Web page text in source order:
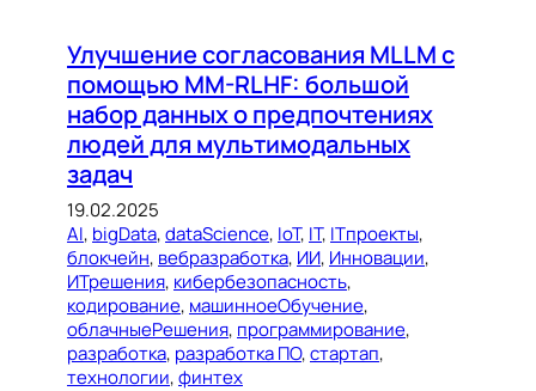
Улучшение согласования MLLM с
помощью MM-RLHF: большой
набор данных о предпочтениях
людей для мультимодальных
задач
19.02.2025
AI, bigData, dataScience, IoT, IT, ITпроекты
блокчейн, вебразработка, ИИ, Инновации
ИТрешения, кибербезопасность
кодирование, машинноеОбучение
облачныеРешения, программирование
разработка, разработка ПО, стартап
технологии, финтех